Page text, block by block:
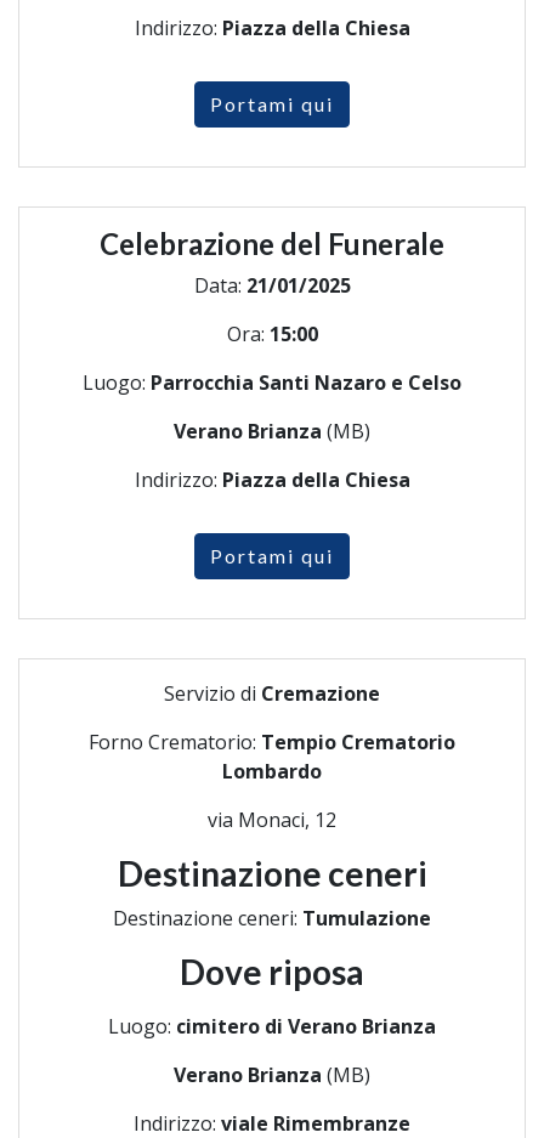
Indirizzo: Piazza della Chiesa
Portami qui
Celebrazione del Funerale
Data: 21/01/2025
Ora: 15:00
Luogo: Parrocchia Santi Nazaro e Celso
Verano Brianza (MB)
Indirizzo: Piazza della Chiesa
Portami qui
Servizio di Cremazione
Forno Crematorio: Tempio Crematorio
Lombardo
via Monaci, 12
Destinazione ceneri
Destinazione ceneri: Tumulazione
Dove riposa
Luogo: cimitero di Verano Brianza
Verano Brianza (MB)
Indirizzo: viale Rimembranze